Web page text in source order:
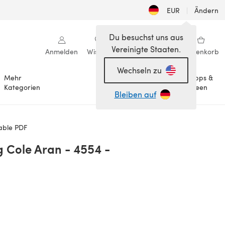
EUR | Ändern
Anmelden Wishlist Meine Bibliothek Warenkorb
Mehr
Kategorien
Anlässe
Tipps &
Ideen
Du besuchst uns aus
Vereinigte Staaten.
Wechseln zu
Bleiben auf
PDF
Cole Aran - 4554 -